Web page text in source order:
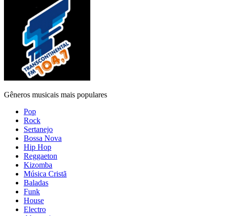
Gêneros musicais mais populares
Pop
Rock
Sertanejo
Bossa Nova
Hip Hop
Reggaeton
Kizomba
Música Cristã
Baladas
Funk
House
Electro